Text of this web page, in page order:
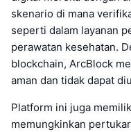
skenario di mana
seperti dalam layanan
perawatan kesehatan.
blockchain, ArcBlock
aman dan tidak dapat
Platform ini juga
memungkinkan